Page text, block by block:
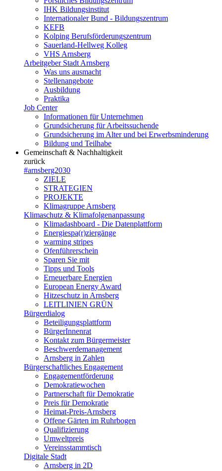
IHK Bildungsinstitut
Internationaler Bund - Bildungszentrum
KEFB
Kolping Berufsförderungszentrum
Sauerland-Hellweg Kolleg
VHS Arnsberg
Arbeitgeber Stadt Arnsberg
Was uns ausmacht
Stellenangebote
Ausbildung
Praktika
Job Center
Informationen für Unternehmen
Grundsicherung für Arbeitssuchende
Grundsicherung im Alter und bei Erwerbsminderung
Bildung und Teilhabe
Gemeinschaft & Nachhaltigkeit
zurück
#arnsberg2030
ZIELE
STRATEGIEN
PROJEKTE
Klimagruppe Arnsberg
Klimaschutz & Klimafolgenanpassung
Klimadashboard - Die Datenplattform
Energiespa(r)ziergänge
warming stripes
Ofenführerschein
Sparen Sie mit
Tipps und Tools
Erneuerbare Energien
European Energy Award
Hitzeschutz in Arnsberg
LEITLINIEN GRÜN
Bürgerdialog
Beteiligungsplattform
BürgerInnenrat
Kontakt zum Bürgermeister
Beschwerdemanagement
Arnsberg in Zahlen
Bürgerschaftliches Engagement
Engagementförderung
Demokratiewochen
Partnerschaft für Demokratie
Preis für Demokratie
Heimat-Preis-Arnsberg
Offene Gärten im Ruhrbogen
Qualifizierung
Umweltpreis
Vereinsstammtisch
Digitale Stadt
Arnsberg in 2D